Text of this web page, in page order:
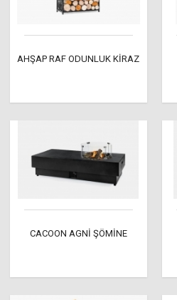
AHŞAP RAF ODUNLUK KİRAZ
CACOON AGNİ ŞÖMİNE